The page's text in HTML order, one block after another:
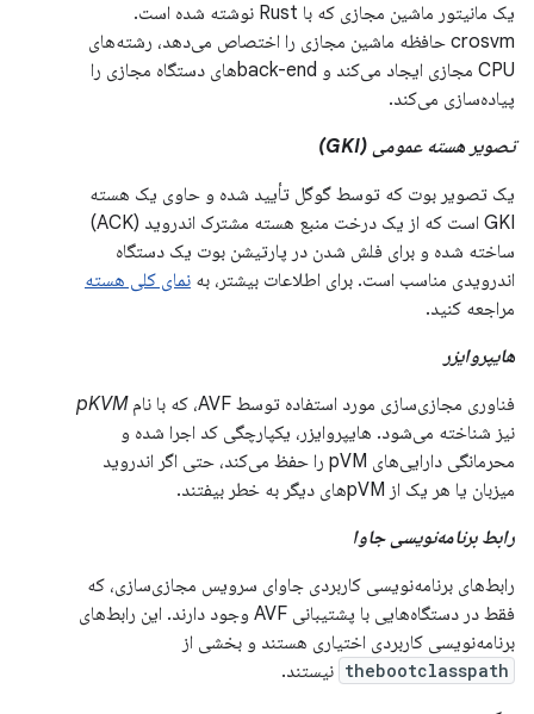
یک مانیتور ماشین مجازی که با Rust نوشته شده است.
crosvm حافظه ماشین مجازی را اختصاص می‌دهد، رشته‌های
CPU مجازی ایجاد می‌کند و back-endهای دستگاه مجازی را
پیاده‌سازی می‌کند.
تصویر هسته عمومی (GKI)
یک تصویر بوت که توسط گوگل تأیید شده و حاوی یک هسته
GKI است که از یک درخت منبع هسته مشترک اندروید (ACK)
ساخته شده و برای فلش شدن در پارتیشن بوت یک دستگاه
اندرویدی مناسب است. برای اطلاعات بیشتر، به نمای کلی هسته
مراجعه کنید.
هایپروایزر
فناوری مجازی‌سازی مورد استفاده توسط AVF، که با نام
pKVM
نیز شناخته می‌شود. هایپروایزر، یکپارچگی کد اجرا شده و
محرمانگی دارایی‌های pVM را حفظ می‌کند، حتی اگر اندروید
میزبان یا هر یک از pVMهای دیگر به خطر بیفتند.
رابط برنامه‌نویسی جاوا
رابط‌های برنامه‌نویسی کاربردی جاوای سرویس مجازی‌سازی، که
فقط در دستگاه‌هایی با پشتیبانی AVF وجود دارند. این رابط‌های
برنامه‌نویسی کاربردی اختیاری هستند و بخشی از
thebootclasspath نیستند.